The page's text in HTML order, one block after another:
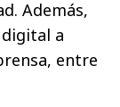
Además,
a
entre